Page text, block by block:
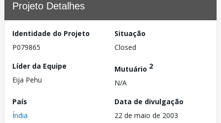
Projeto Detalhes
Identidade do Projeto
P079865
Situação
Closed
Líder da Equipe
Eija Pehu
Mutuário 2
N/A
País
Índia
Data de divulgação
22 de maio de 2003